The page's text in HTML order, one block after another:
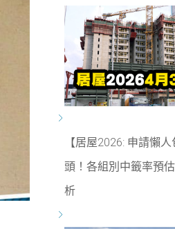
【居屋2026: 申請懶
頭！各組別中籤率預
析